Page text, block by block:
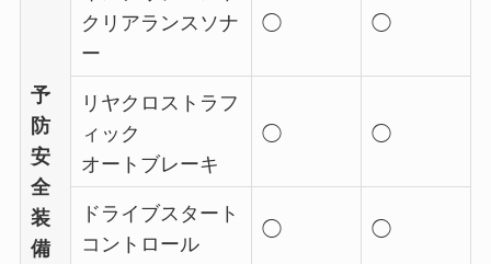
予
防
安
全
装
備
クリアランスソナ
ー
◯ ◯
リヤクロストラフ
ィック
オートブレーキ
◯ ◯
ドライブスタート
コントロール
◯ ◯